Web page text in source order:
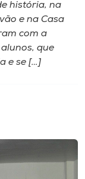
história, na
e na Casa
com a
que
e se […]